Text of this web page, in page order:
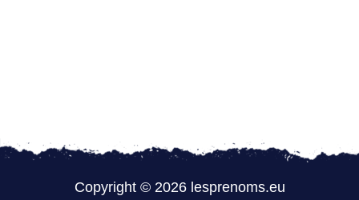
Copyright © 2026 lesprenoms.eu